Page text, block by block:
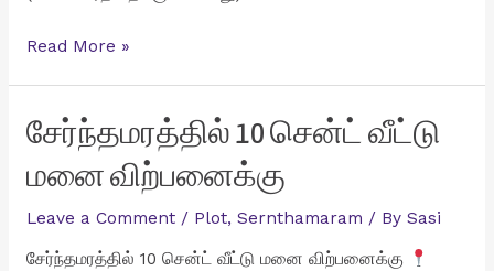
சுரண்டை
4
சென்ட்
வீட்டு
விற்பனைக்கு
Read More »
சேர்ந்தமரத்தில் 10 சென்ட் வீட்டு
மனை விற்பனைக்கு
Leave a Comment / Plot, Sernthamaram / By Sasi
சேர்ந்தமரத்தில் 10 சென்ட் வீட்டு மனை விற்பனைக்கு